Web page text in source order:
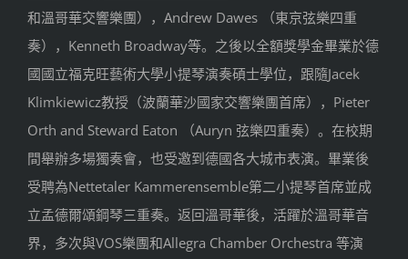
和溫哥華交響樂團），Andrew Dawes （東京弦樂四重
奏），Kenneth Broadway等。 之後以全額獎學金畢業於德
國國立福克旺藝術大學小提琴演奏碩士學位，跟隨Jacek
Klimkiewicz教授（波蘭華沙國家交響樂團首席）， Pieter
Orth and Steward Eaton （Auryn 弦樂四重奏）。在校期
間舉辦多場獨奏會， 也受邀到德國各大城市表演。畢業後
受聘為Nettetaler Kammerensemble第二小提琴首席並成
立孟德爾頌鋼琴三重奏。返回溫哥華後，活躍於溫哥華音
界， 多次與VOS樂團和Allegra Chamber Orchestra 等演